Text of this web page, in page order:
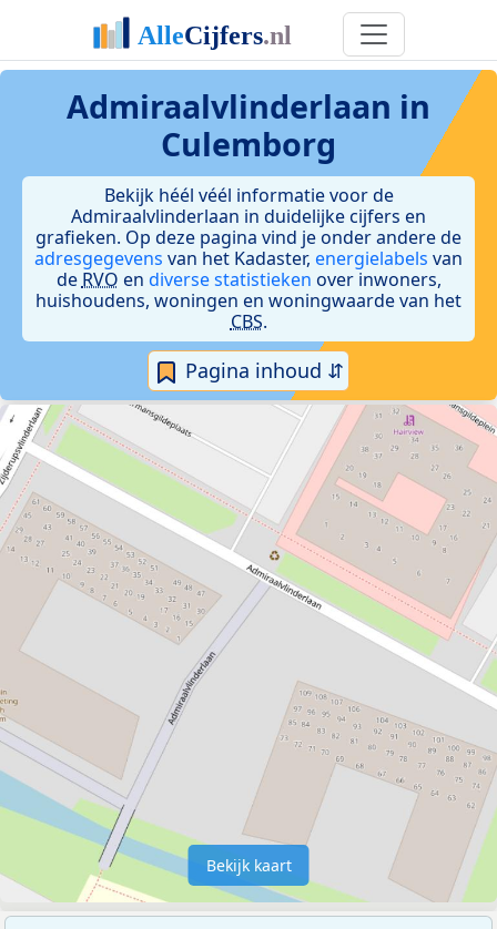
Admiraalvlinderlaan in
Culemborg
Bekijk héél véél informatie voor de
Admiraalvlinderlaan in duidelijke cijfers en
grafieken. Op deze pagina vind je onder andere de
adresgegevens van het Kadaster, energielabels van
de RVO en diverse statistieken over inwoners,
huishoudens, woningen en woningwaarde van het
CBS.
Pagina inhoud ⇵
Bekijk kaart